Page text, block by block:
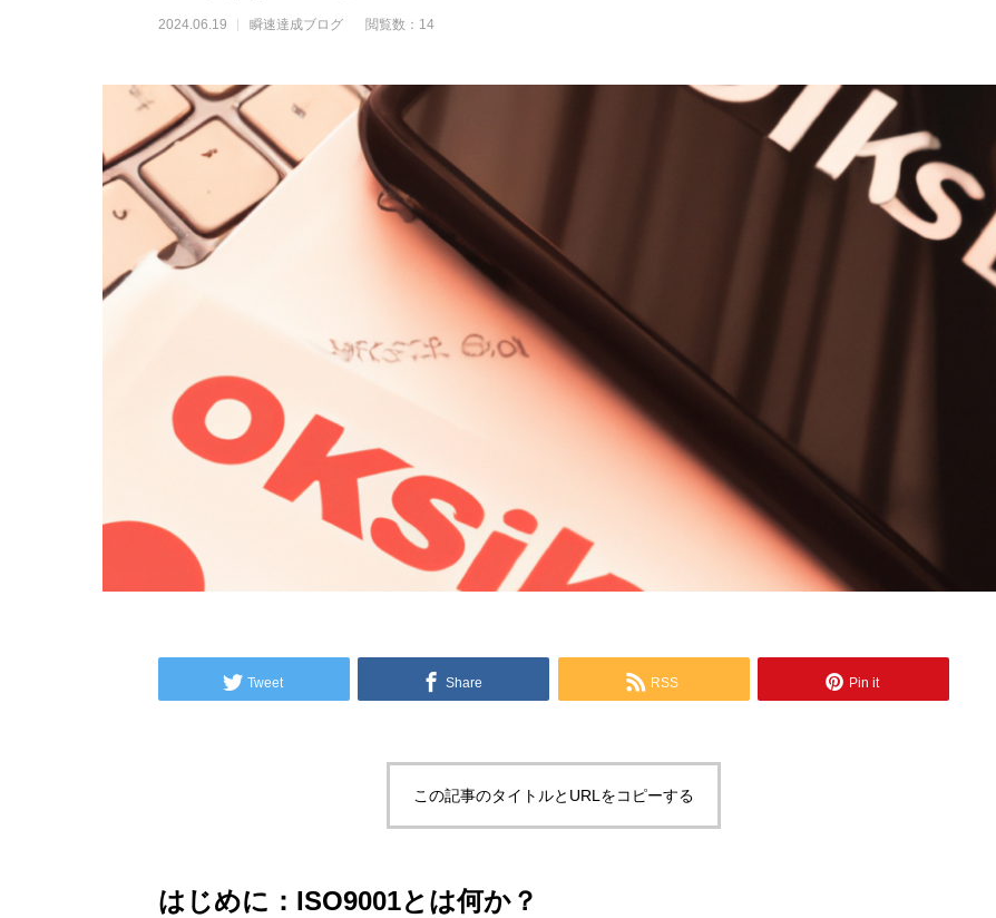
2024.06.19 瞬速達成ブログ 閲覧数：14
Tweet Share RSS Pin it
この記事のタイトルとURLをコピーする
はじめに：ISO9001とは何か？